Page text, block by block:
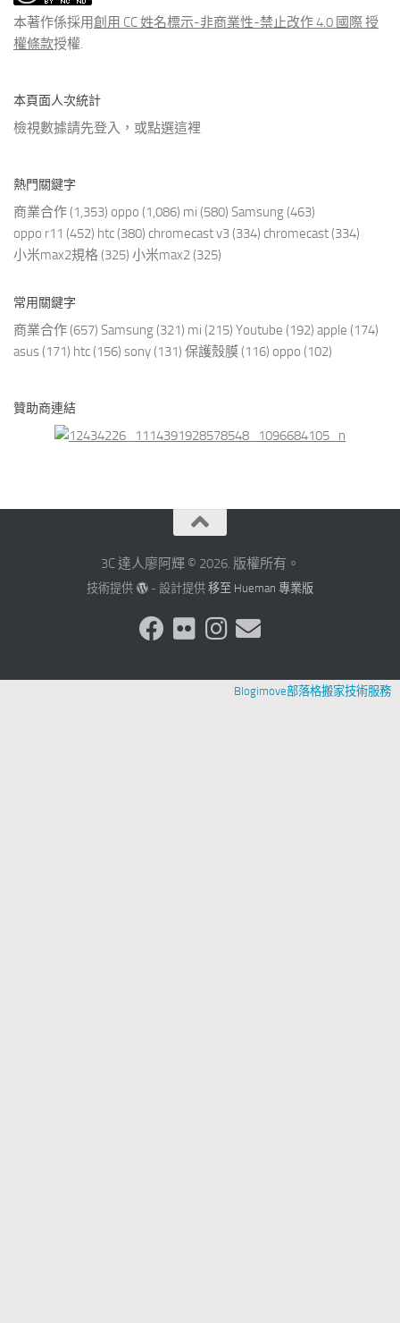
章
本著作係採用創用 CC 姓名標示-非商業性-禁止改作 4.0 國際 授
權條款授權.
本頁面人次統計
檢視數據請先登入，或點選這裡
熱門關鍵字
商業合作 (1,353) oppo (1,086) mi (580) Samsung (463)
oppo r11 (452) htc (380) chromecast v3 (334) chromecast (334)
小米max2規格 (325) 小米max2 (325)
常用關鍵字
商業合作 (657) Samsung (321) mi (215) Youtube (192) apple (174)
asus (171) htc (156) sony (131) 保護殼膜 (116) oppo (102)
贊助商連結
3C 達人廖阿輝 © 2026. 版權所有。
技術提供 - 設計提供 移至 Hueman 專業版
Blogimove部落格搬家技術服務